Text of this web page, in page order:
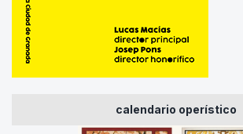
calendario operístico